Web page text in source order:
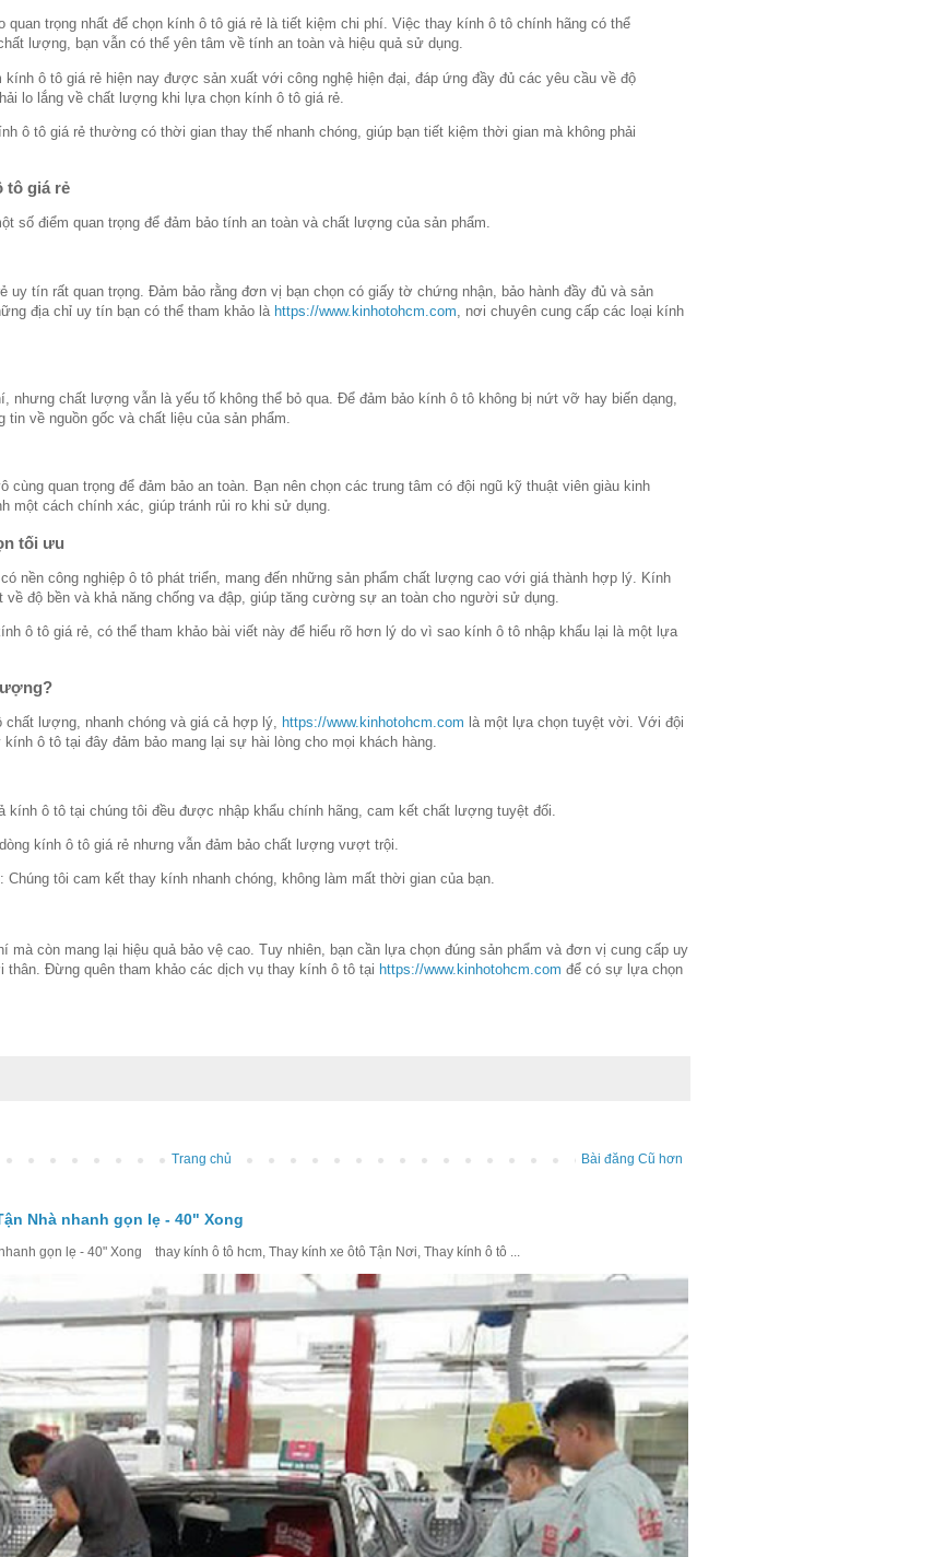
quan trọng nhất để chọn kính ô tô giá rẻ là tiết kiệm chi phí. Việc thay kính ô tô chính hãng có thể
lượng, bạn vẫn có thể yên tâm về tính an toàn và hiệu quả sử dụng.
kính ô tô giá rẻ hiện nay được sản xuất với công nghệ hiện đại, đáp ứng đầy đủ các yêu cầu về độ
lo lắng về chất lượng khi lựa chọn kính ô tô giá rẻ.
ô tô giá rẻ thường có thời gian thay thế nhanh chóng, giúp bạn tiết kiệm thời gian mà không phải
tô giá rẻ
số điểm quan trọng để đảm bảo tính an toàn và chất lượng của sản phẩm.
uy tín rất quan trọng. Đảm bảo rằng đơn vị bạn chọn có giấy tờ chứng nhận, bảo hành đầy đủ và sản
địa chỉ uy tín bạn có thể tham khảo là https://www.kinhotohcm.com , nơi chuyên cung cấp các loại kính
nhưng chất lượng vẫn là yếu tố không thể bỏ qua. Để đảm bảo kính ô tô không bị nứt vỡ hay biến dạng,
tin về nguồn gốc và chất liệu của sản phẩm.
cùng quan trọng để đảm bảo an toàn. Bạn nên chọn các trung tâm có đội ngũ kỹ thuật viên giàu kinh
một cách chính xác, giúp tránh rủi ro khi sử dụng.
tối ưu
nền công nghiệp ô tô phát triển, mang đến những sản phẩm chất lượng cao với giá thành hợp lý. Kính
độ bền và khả năng chống va đập, giúp tăng cường sự an toàn cho người sử dụng.
ô tô giá rẻ, có thể tham khảo bài viết này để hiểu rõ hơn lý do vì sao kính ô tô nhập khẩu lại là một lựa
lượng, nhanh chóng và giá cả hợp lý, https://www.kinhotohcm.com là một lựa chọn tuyệt vời. Với đội
ô tô tại đây đảm bảo mang lại sự hài lòng cho mọi khách hàng.
kính ô tô tại chúng tôi đều được nhập khẩu chính hãng, cam kết chất lượng tuyệt đối.
kính ô tô giá rẻ nhưng vẫn đảm bảo chất lượng vượt trội.
: Chúng tôi cam kết thay kính nhanh chóng, không làm mất thời gian của bạn.
mà còn mang lại hiệu quả bảo vệ cao. Tuy nhiên, bạn cần lựa chọn đúng sản phẩm và đơn vị cung cấp uy
Đừng quên tham khảo các dịch vụ thay kính ô tô tại https://www.kinhotohcm.com để có sự lựa chọn
Bài đăng Cũ hơn
Trang chủ
Nhà nhanh gọn lẹ - 40" Xong
gọn lẹ - 40" Xong thay kính ô tô hcm, Thay kính xe ôtô Tận Nơi, Thay kính ô tô ...